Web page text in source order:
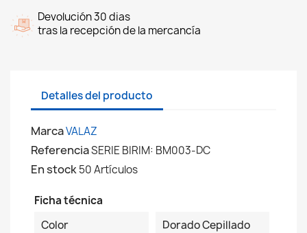
Devolución 30 dias
tras la recepción de la mercancía
Detalles del producto
MarcaVALAZ
ReferenciaSERIE BIRIM: BM003-DC
En stock50 Artículos
Ficha técnica
Color
Dorado Cepillado